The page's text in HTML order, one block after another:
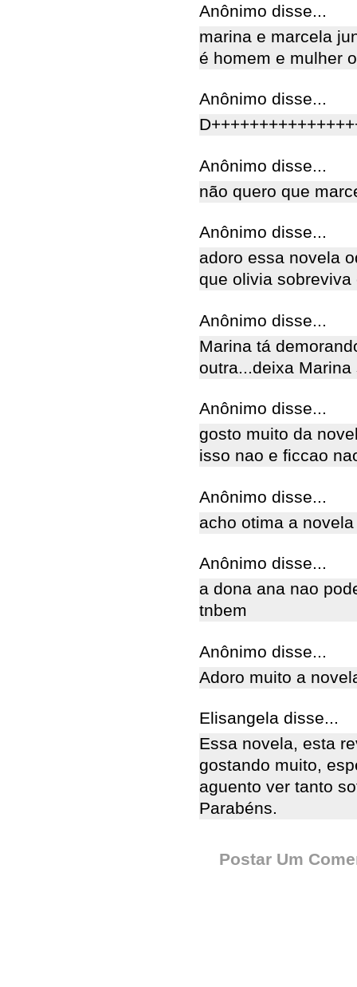
Anônimo disse...
marina e marcela
é homem e mulher
Anônimo disse...
Anônimo disse...
não quero que
Anônimo disse...
adoro essa novela
que olivia sobreviva
Anônimo disse...
Marina tá
outra...deixa
Anônimo disse...
gosto muito da
isso nao e ficcao
Anônimo disse...
acho otima a
Anônimo disse...
a dona ana nao
tnbem
Anônimo disse...
Adoro muito a
Elisangela disse...
Essa novela, esta
gostando muito,
aguento ver tanto
Parabéns.
Postar Um